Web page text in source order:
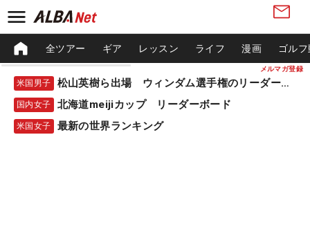
メルマガ登録
全ツアー ギア レッスン ライフ 漫画 ゴル
米国男子 松山英樹ら出場 ウィンダム選手権のリーダーボード
国内女子 北海道meijiカップ リーダーボード
米国女子 最新の世界ランキング